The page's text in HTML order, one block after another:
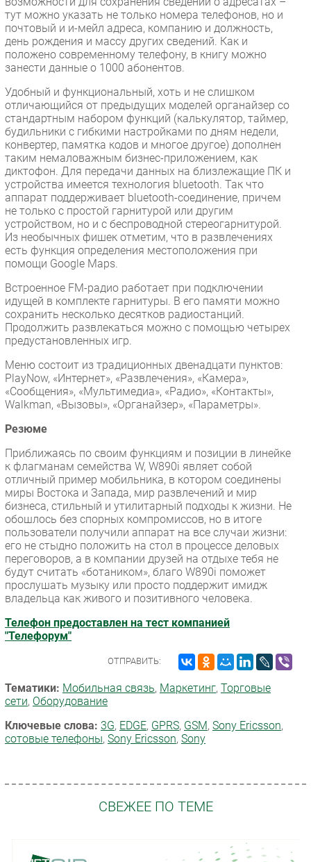
тут можно указать не только номера телефонов, но и
почтовый и и-мейл адреса, компанию и должность,
день рождения и массу других сведений. Как и
положено современному телефону, в книгу можно
занести данные о 1000 абонентов.
Удобный и функциональный, хоть и не слишком
отличающийся от предыдущих моделей органайзер со
стандартным набором функций (калькулятор, таймер,
будильники с гибкими настройками по дням недели,
конвертер, памятка кодов и многое другое) дополнен
таким немаловажным бизнес-приложением, как
диктофон. Для передачи данных на близлежащие ПК и
устройства имеется технология bluetooth. Так что
аппарат поддерживает bluetooth-соединение, причем
не только с простой гарнитурой или другим
устройством, но и с беспроводной стереогарнитурой.
Из необычных фишек отметим, что в развлечениях
есть функция определения местоположения при
помощи Google Maps.
Встроенное FM-радио работает при подключении
идущей в комплекте гарнитуры. В его памяти можно
сохранить несколько десятков радиостанций.
Продолжить развлекаться можно с помощью четырех
предустановленных игр.
Меню состоит из традиционных двенадцати пунктов:
PlayNow, «Интернет», «Развлечения», «Камера»,
«Сообщения», «Мультимедиа», «Радио», «Контакты»,
Walkman, «Вызовы», «Органайзер», «Параметры».
Резюме
Приближаясь по своим функциям и позиции в линейке
к флагманам семейства W, W890i являет собой
отличный пример мобильника, в котором соединены
миры Востока и Запада, мир развлечений и мир
бизнеса, стильный и утилитарный подходы к жизни. Не
обошлось без спорных компромиссов, но в итоге
пользователи получили аппарат на все случаи жизни:
его не стыдно положить на стол в процессе деловых
переговоров, а в компании друзей на отдыхе тебя не
будут считать «ботаником», благо W890i поможет
прослушать музыку или просто поддержит имидж
владельца как живого и позитивного человека.
Телефон предоставлен на тест компанией
"Телефорум"
ОТПРАВИТЬ:
Тематики: Мобильная связь, Маркетинг, Торговые
сети, Оборудование
Ключевые слова: 3G, EDGE, GPRS, GSM, Sony Ericsson,
сотовые телефоны, Sony Ericsson, Sony
СВЕЖЕЕ ПО ТЕМЕ